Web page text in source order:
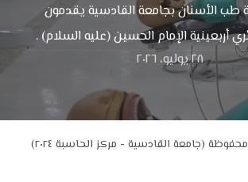
طب الأسنان بجامعة القادسية يقدمون
أربعينية الإمام الحسين (عليه السلام) .
٢٨ يوليو، ٢٠٢٦
(جامعة القادسية - مركز الحاسبة ٢٠٢٤)